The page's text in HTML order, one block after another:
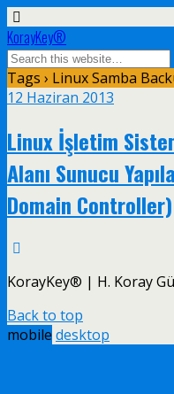
KorayKey®
Tags › Linux Samba
12 Haziran 2013
Linux İşletim
Alanı Sunucu
Domain Controller)
KorayKey® | H. Koray
Back to top
mobile desktop